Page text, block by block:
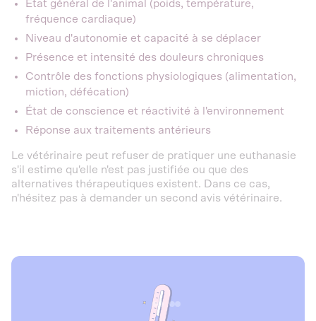
État général de l'animal (poids, température,
fréquence cardiaque)
Niveau d'autonomie et capacité à se déplacer
Présence et intensité des douleurs chroniques
Contrôle des fonctions physiologiques (alimentation,
miction, défécation)
État de conscience et réactivité à l'environnement
Réponse aux traitements antérieurs
Le vétérinaire peut refuser de pratiquer une euthanasie
s'il estime qu'elle n'est pas justifiée ou que des
alternatives thérapeutiques existent. Dans ce cas,
n'hésitez pas à demander un second avis vétérinaire.